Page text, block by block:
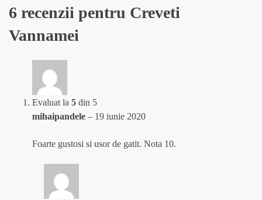
6 recenzii pentru Creveti
Vannamei
Evaluat la 5 din 5
mihaipandele – 19 iunie 2020
Foarte gustosi si usor de gatit. Nota 10.